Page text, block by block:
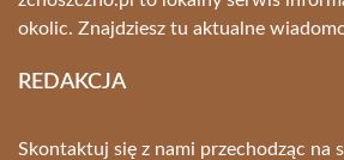
okolic. Znajdziesz tu aktualne
REDAKCJA
Skontaktuj się z nami przechodząc na